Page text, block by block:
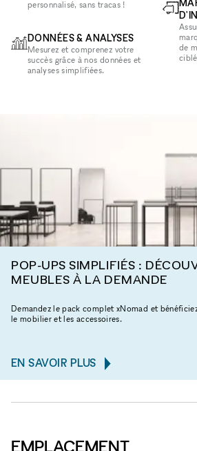
personnalisé, sans tracas !
DONNÉES & ANALYSES
Mesurez et comprenez votre
succès grâce à nos données et
analyses simplifiées.
de
POP-UPS SIMPLIFIÉS :
MEUBLES À LA DEMANDE
Demandez le pack complet xNomad et
le mobilier et les accessoires.
EN SAVOIR PLUS
EMPLACEMENT